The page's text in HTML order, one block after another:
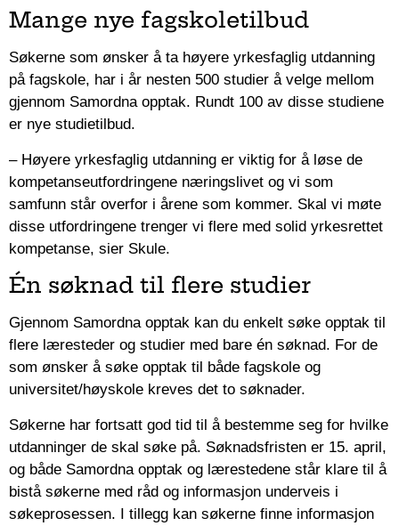
Mange nye fagskoletilbud
Søkerne som ønsker å ta høyere yrkesfaglig utdanning
på fagskole, har i år nesten 500 studier å velge mellom
gjennom Samordna opptak. Rundt 100 av disse studiene
er nye studietilbud.
– Høyere yrkesfaglig utdanning er viktig for å løse de
kompetanseutfordringene næringslivet og vi som
samfunn står overfor i årene som kommer. Skal vi møte
disse utfordringene trenger vi flere med solid yrkesrettet
kompetanse, sier Skule.
Én søknad til flere studier
Gjennom Samordna opptak kan du enkelt søke opptak til
flere læresteder og studier med bare én søknad. For de
som ønsker å søke opptak til både fagskole og
universitet/høyskole kreves det to søknader.
Søkerne har fortsatt god tid til å bestemme seg for hvilke
utdanninger de skal søke på. Søknadsfristen er 15. april,
og både Samordna opptak og lærestedene står klare til å
bistå søkerne med råd og informasjon underveis i
søkeprosessen. I tillegg kan søkerne finne informasjon